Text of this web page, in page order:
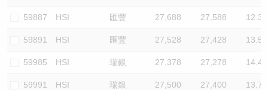
59887 HSI 匯豐 27,688 27,588 12.3
59891 HSI 匯豐 27,528 27,428 13.5
59985 HSI 瑞銀 27,378 27,278 14.4
59991 HSI 瑞銀 27,500 27,400 13.7